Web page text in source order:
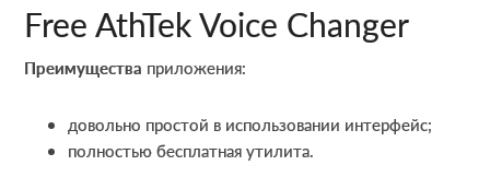
Free AthTek Voice Changer
Преимущества приложения:
довольно простой в использовании интерфейс;
полностью бесплатная утилита.